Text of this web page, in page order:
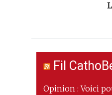
Fil
Opinion : Voici